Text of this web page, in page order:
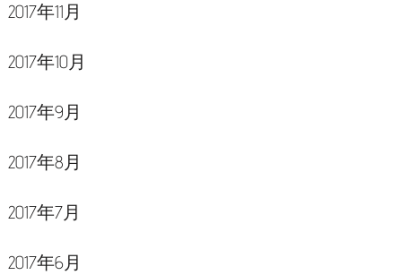
2017年11月
2017年10月
2017年9月
2017年8月
2017年7月
2017年6月